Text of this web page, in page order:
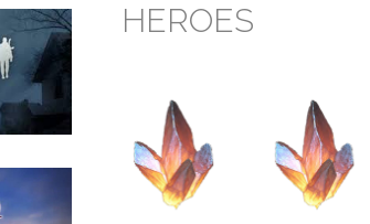
HEROES